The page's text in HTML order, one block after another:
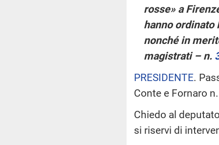
rosse» a
hanno
nonché in
magistrati – n.
PRESIDENTE.
Conte e Fornaro
Chiedo al
si riservi di